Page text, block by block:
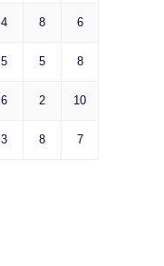
4 8 6
5 5 8
6 2 10
3 8 7